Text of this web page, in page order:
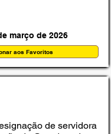
março de 2026
aos Favoritos
de servidora